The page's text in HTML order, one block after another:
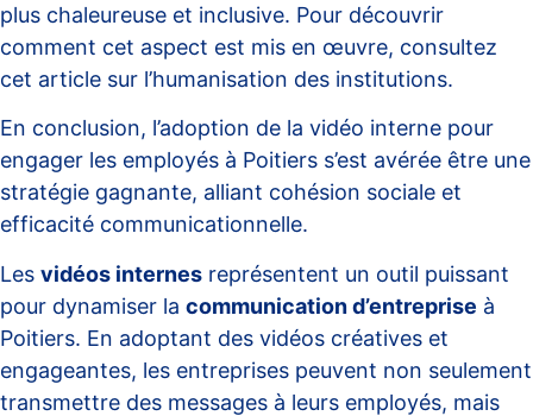
plus chaleureuse et inclusive. Pour découvrir
comment cet aspect est mis en œuvre, consultez
cet article sur l’humanisation des institutions.
En conclusion, l’adoption de la vidéo interne pour
engager les employés à Poitiers s’est avérée être une
stratégie gagnante, alliant cohésion sociale et
efficacité communicationnelle.
Les vidéos internes représentent un outil puissant
pour dynamiser la communication d’entreprise à
Poitiers. En adoptant des vidéos créatives et
engageantes, les entreprises peuvent non seulement
transmettre des messages à leurs employés, mais